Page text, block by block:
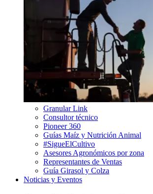
Granular Link
Consultor técnico
Pioneer 360
Guías Maíz y Nutrición Animal
#SigueElCultivo
Asesores Agronómicos por zona
Representantes de Ventas
Guía Girasol y Colza
Noticias y Eventos